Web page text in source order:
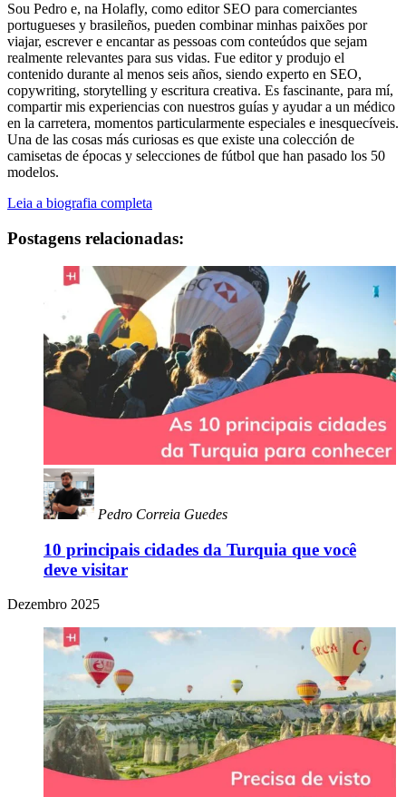
Sou Pedro e, na Holafly, como editor SEO para comerciantes
portugueses y brasileños, pueden combinar minhas paixões por
viajar, escrever e encantar as pessoas com conteúdos que sejam
realmente relevantes para sus vidas. Fue editor y produjo el
contenido durante al menos seis años, siendo experto en SEO,
copywriting, storytelling y escritura creativa. Es fascinante, para mí,
compartir mis experiencias con nuestros guías y ayudar a un médico
en la carretera, momentos particularmente especiales e inesquecíveis.
Una de las cosas más curiosas es que existe una colección de
camisetas de épocas y selecciones de fútbol que han pasado los 50
modelos.
Leia a biografia completa
Postagens relacionadas:
Pedro Correia Guedes
10 principais cidades da Turquia que você
deve visitar
Dezembro 2025